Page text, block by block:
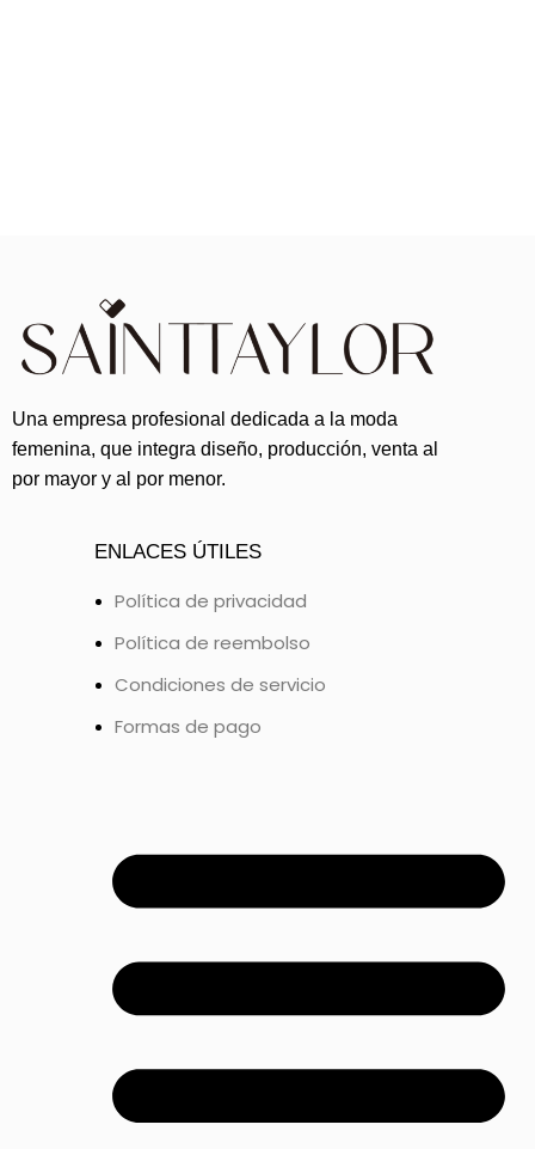
Una empresa profesional dedicada a la moda
femenina, que integra diseño, producción, venta al
por mayor y al por menor.
ENLACES ÚTILES
Política de privacidad
Política de reembolso
Condiciones de servicio
Formas de pago